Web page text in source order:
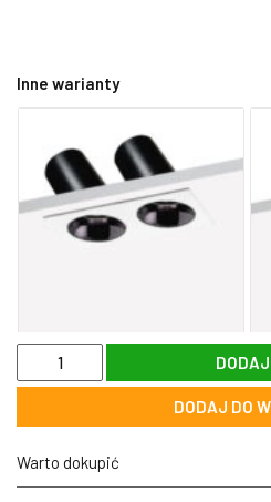
Inne warianty
ilość
Spotlight podtynkowy
kwadratowy 7W LED
AURORA TX7 zoomLED® ruchomy
czarny
DODAJ DO
Warto dokupić